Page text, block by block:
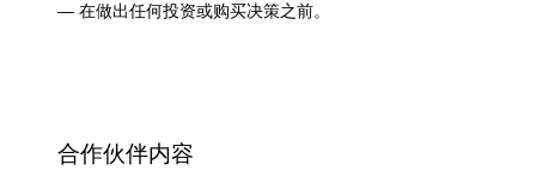
— 在做出任何投资或购买决策之前。
合作伙伴内容